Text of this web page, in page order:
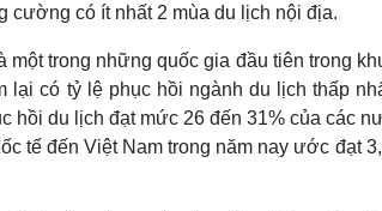
cường có ít nhất 2 mùa du lịch nội địa.
trong những quốc gia đầu tiên trong
có tỷ lệ phục hồi ngành du lịch thấp
hồi du lịch đạt mức 26 đến 31% của các
tế đến Việt Nam trong năm nay ước đạt